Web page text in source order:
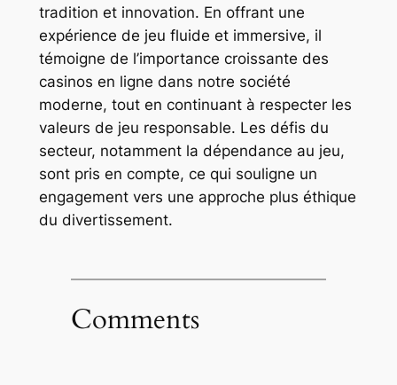
tradition et innovation. En offrant une
expérience de jeu fluide et immersive, il
témoigne de l’importance croissante des
casinos en ligne dans notre société
moderne, tout en continuant à respecter les
valeurs de jeu responsable. Les défis du
secteur, notamment la dépendance au jeu,
sont pris en compte, ce qui souligne un
engagement vers une approche plus éthique
du divertissement.
Comments